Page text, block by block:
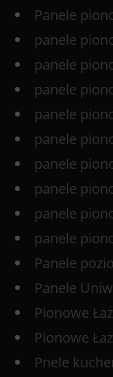
Panele
panele
panele
panele
panele
panele
panele
panele
panele
panele
Panele
Panele
Pionowe
Pionowe
Pnele